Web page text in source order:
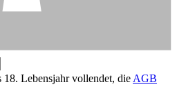
18. Lebensjahr vollendet, die AGB